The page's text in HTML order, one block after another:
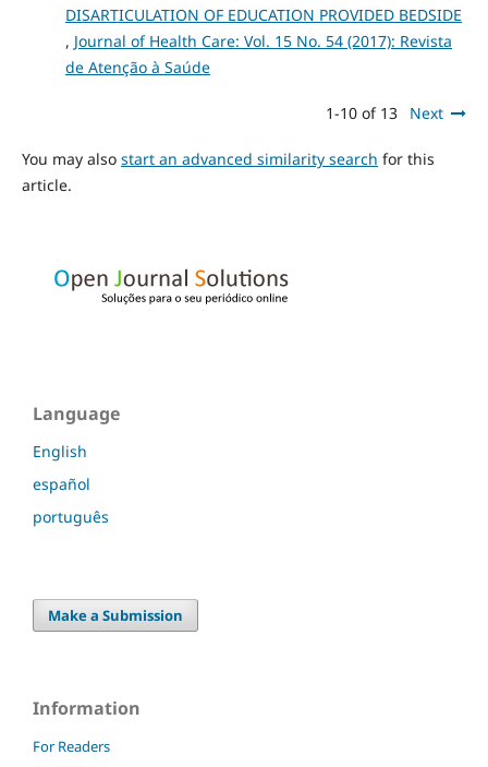
DISARTICULATION OF EDUCATION PROVIDED BEDSIDE
, Journal of Health Care: Vol. 15 No. 54 (2017): Revista
de Atenção à Saúde
1-10 of 13 Next
You may also start an advanced similarity search for this
article.
Language
English
español
português
Make a Submission
Information
For Readers